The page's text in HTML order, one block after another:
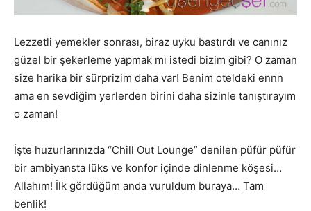
Lezzetli yemekler sonrası, biraz uyku bastırdı ve canınız
güzel bir şekerleme yapmak mı istedi bizim gibi? O zaman
size harika bir sürprizim daha var! Benim oteldeki ennn
ama en sevdiğim yerlerden birini daha sizinle tanıştırayım
o zaman!
İşte huzurlarınızda “Chill Out Lounge” denilen püfür püfür
bir ambiyansta lüks ve konfor içinde dinlenme köşesi…
Allahım! İlk gördüğüm anda vuruldum buraya… Tam
benlik!